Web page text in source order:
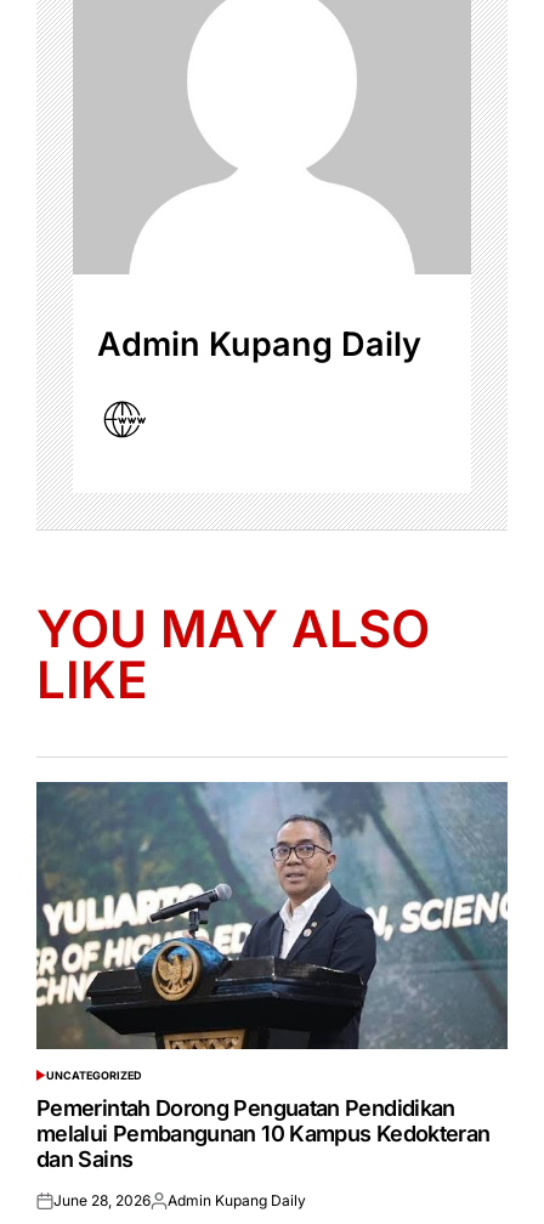
Admin Kupang Daily
YOU MAY ALSO
LIKE
POSTED
IN
UNCATEGORIZED
Pemerintah Dorong Penguatan Pendidikan
melalui Pembangunan 10 Kampus Kedokteran
dan Sains
Posted
June 28, 2026Posted
Admin Kupang Daily